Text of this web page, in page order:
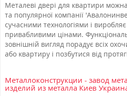
Металеві двері для квартири
та популярної компанії
сучасними технологіями і
привабливими цінами.
зовнішній вигляд порадує всіх
або квартиру і позбутися від
Металлоконструкции - завод
изделий из металла Киев